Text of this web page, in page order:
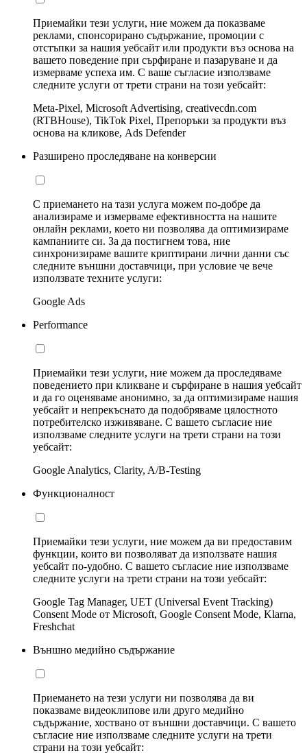
Приемайки тези услуги, ние можем да показваме
реклами, спонсорирано съдържание, промоции с
отстъпки за нашия уебсайт или продукти въз основа на
вашето поведение при сърфиране и пазаруване и да
измерваме успеха им. С ваше съгласие използваме
следните услуги от трети страни на този уебсайт:
Meta-Pixel, Microsoft Advertising, creativecdn.com
(RTBHouse), TikTok Pixel, Препоръки за продукти въз
основа на кликове, Ads Defender
Разширено проследяване на конверсии
С приемането на тази услуга можем по-добре да
анализираме и измерваме ефективността на нашите
онлайн реклами, което ни позволява да оптимизираме
кампаниите си. За да постигнем това, ние
синхронизираме вашите криптирани лични данни със
следните външни доставчици, при условие че вече
използвате техните услуги:
Google Ads
Performance
Приемайки тези услуги, ние можем да проследяваме
поведението при кликване и сърфиране в нашия уебсайт
и да го оценяваме анонимно, за да оптимизираме нашия
уебсайт и непрекъснато да подобряваме цялостното
потребителско изживяване. С вашето съгласие ние
използваме следните услуги на трети страни на този
уебсайт:
Google Analytics, Clarity, A/B-Testing
Функционалност
Приемайки тези услуги, ние можем да ви предоставим
функции, които ви позволяват да използвате нашия
уебсайт по-удобно. С вашето съгласие ние използваме
следните услуги на трети страни на този уебсайт:
Google Tag Manager, UET (Universal Event Tracking)
Consent Mode от Microsoft, Google Consent Mode, Klarna,
Freshchat
Външно медийно съдържание
Приемането на тези услуги ни позволява да ви
показваме видеоклипове или друго медийно
съдържание, хоствано от външни доставчици. С вашето
съгласие ние използваме следните услуги на трети
страни на този уебсайт: